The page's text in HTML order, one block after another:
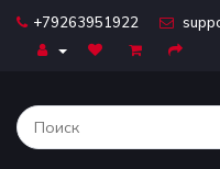
+79263951922
Комплектующие